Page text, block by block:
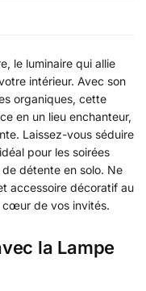
le luminaire qui allie
intérieur. Avec son
organiques, cette
en un lieu enchanteur,
Laissez-vous séduire
pour les soirées
détente en solo. Ne
accessoire décoratif au
cœur de vos invités.
la Lampe